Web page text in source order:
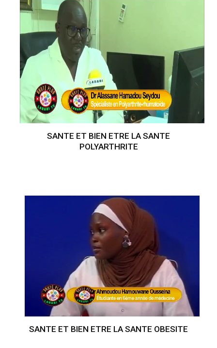
SANTE ET BIEN ETRE LA SANTE
POLYARTHRITE
SANTE ET BIEN ETRE LA SANTE OBESITE